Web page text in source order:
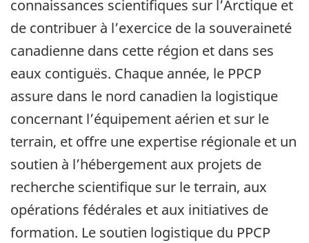
connaissances scientifiques sur l’Arctique et
de contribuer à l’exercice de la souveraineté
canadienne dans cette région et dans ses
eaux contiguës. Chaque année, le PPCP
assure dans le nord canadien la logistique
concernant l’équipement aérien et sur le
terrain, et offre une expertise régionale et un
soutien à l’hébergement aux projets de
recherche scientifique sur le terrain, aux
opérations fédérales et aux initiatives de
formation. Le soutien logistique du PPCP